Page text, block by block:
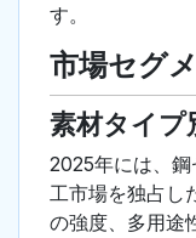
す。
市場セグ
素材タイプ
2025年には、
工市場を独占し
の強度、多用途